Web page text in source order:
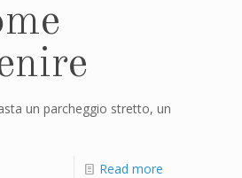
un parcheggio stretto, un
Read more